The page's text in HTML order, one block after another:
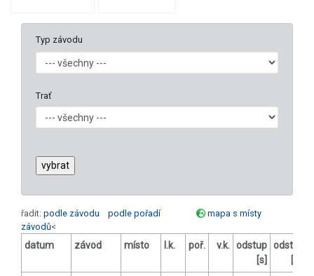
Typ závodu
Trať
řadit: podle závodu podle pořadí
mapa s místy
závodů<
datum závod místo l.k. poř. v.k. odstup
[s]
odstup